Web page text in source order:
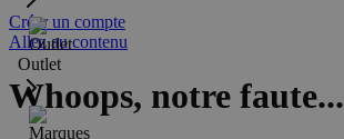
Outlet
Créer un compte
Allez au contenu
Whoops, notre faute...